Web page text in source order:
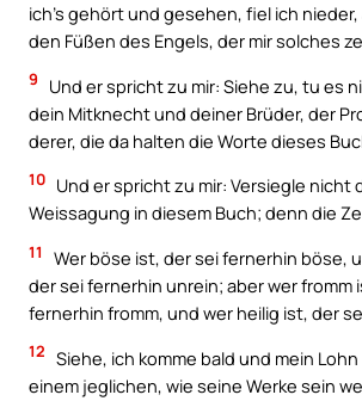
ich’s gehört und gesehen, fiel ich
den Füßen des Engels, der mir solches
9
Und er spricht zu mir: Siehe zu, tu es
dein Mitknecht und deiner Brüder, der
derer, die da halten die Worte dieses
10 Und er spricht zu mir: Versiegle nicht
Weissagung in diesem Buch; denn die
11
Wer böse ist, der sei fernerhin böse,
der sei fernerhin unrein; aber wer fromm
fernerhin fromm, und wer heilig ist, der
12 Siehe, ich komme bald und mein
einem jeglichen, wie seine Werke sein